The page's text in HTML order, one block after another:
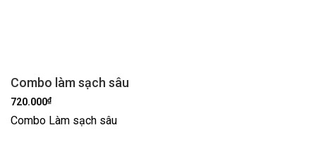
Combo làm sạch sâu
720.000₫
Combo Làm sạch sâu